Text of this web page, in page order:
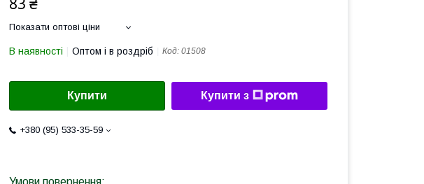
Показати оптові ціни
В наявності Оптом і в роздріб Код: 01508
Купити Купити з
+380 (95) 533-35-59